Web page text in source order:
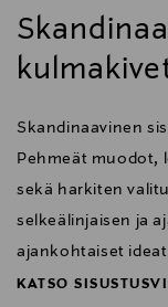
Skandinaavinen
Pehmeät muodot,
sekä harkiten
selkeälinjaisen ja
ajankohtaiset
KATSO